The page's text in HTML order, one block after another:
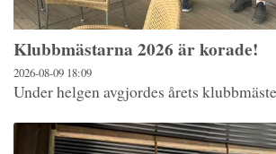
Klubbmästarna 2026 är korade!
2026-08-09 18:09
Under helgen avgjordes årets